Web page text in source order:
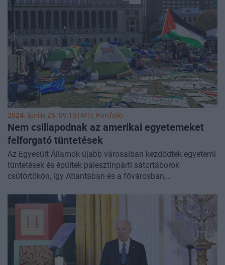
2024. április 26. 09:10 | MTI, Portfolio
Nem csillapodnak az amerikai egyetemeket
felforgató tüntetések
Az Egyesült Államok újabb városaiban kezdődtek egyetemi
tüntetések és épültek palesztinpárti sátortáborok
csütörtökön, így Atlantában és a fővárosban,